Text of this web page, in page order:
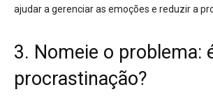
ajudar a gerenciar as emoções e reduzir a
3. Nomeie o problema:
procrastinação?